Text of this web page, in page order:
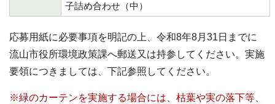
子詰め合わせ（中）
応募用紙に必要事項を明記の上、令和8年8月31日までに
流山市役所環境政策課へ郵送又は持参してください。実施
要領につきましては、下記参照してください。
※緑のカーテンを実施する場合には、枯葉や実の落下等、